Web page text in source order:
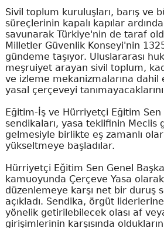
Sivil toplum kuruluşları, barış ve
süreçlerinin kapalı kapılar
savunarak Türkiye'nin de taraf
Milletler Güvenlik Konseyi'nin 1325
gündeme taşıyor. Uluslararası
meşruiyet arayan sivil toplum,
ve izleme mekanizmalarına dahil
yasal çerçeveyi
Eğitim-İş ve Hürriyetçi Eğitim
sendikaları, yasa teklifinin Meclis
gelmesiyle birlikte eş zamanlı
yükseltmeye başladılar.
Hürriyetçi Eğitim Sen Genel
kamuoyunda Çerçeve Yasa
düzenlemeye karşı net bir duruş
açıkladı. Sendika, örgüt
yönelik getirilebilecek olası af
girişimlerinin karşısında